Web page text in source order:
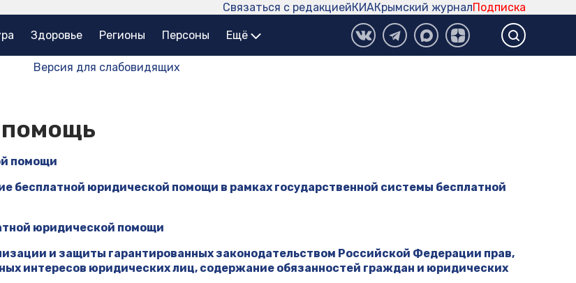
Подписка
Крымский журнал
КИА
Связаться с редакцией
Здоровье Регионы Персоны Ещё
Версия для слабовидящих
помощь
помощи
бесплатной юридической помощи в рамках государственной системы бесплатной
юридической помощи
и защиты гарантированных законодательством Российской Федерации прав,
интересов юридических лиц, содержание обязанностей граждан и юридических